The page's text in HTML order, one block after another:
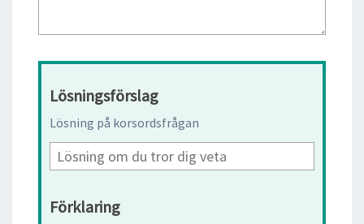
Lösningsförslag
Lösning på korsordsfrågan
Förklaring